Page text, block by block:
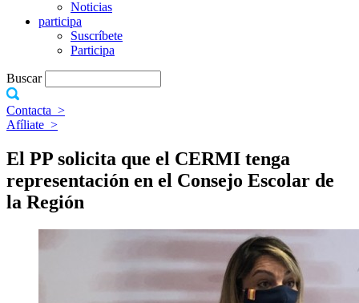
Noticias
participa
Suscríbete
Participa
Buscar
Contacta >
Afíliate >
El PP solicita que el CERMI tenga
representación en el Consejo Escolar de
la Región